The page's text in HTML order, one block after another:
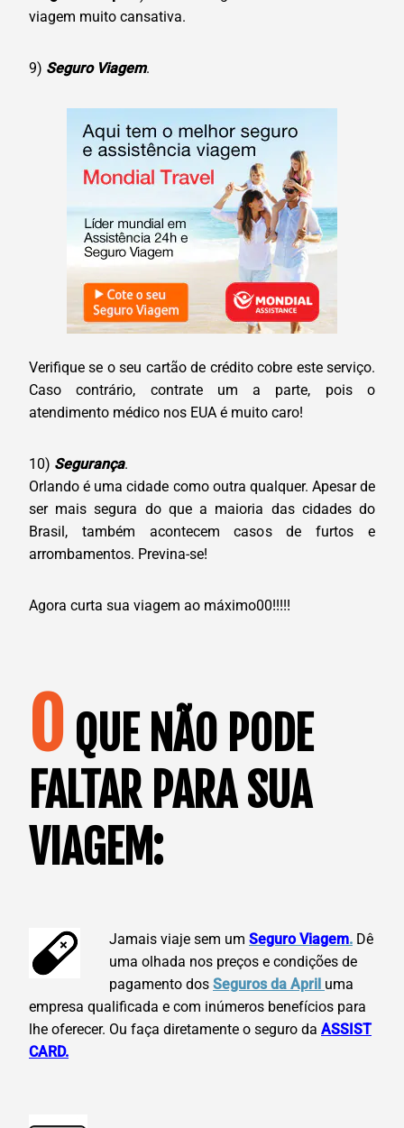
viagem muito cansativa.
9) Seguro Viagem.
Verifique se o seu cartão de crédito cobre este serviço.
Caso contrário, contrate um a parte, pois o
atendimento médico nos EUA é muito caro!
10) Segurança.
Orlando é uma cidade como outra qualquer. Apesar de
ser mais segura do que a maioria das cidades do
Brasil, também acontecem casos de furtos e
arrombamentos. Previna-se!
Agora curta sua viagem ao máximo00!!!!!
O QUE NÃO PODE
FALTAR PARA SUA
VIAGEM:
Jamais viaje sem um Seguro Viagem. Dê
uma olhada nos preços e condições de
pagamento dos Seguros da April uma
empresa qualificada e com inúmeros benefícios para
lhe oferecer. Ou faça diretamente o seguro da ASSIST
CARD.